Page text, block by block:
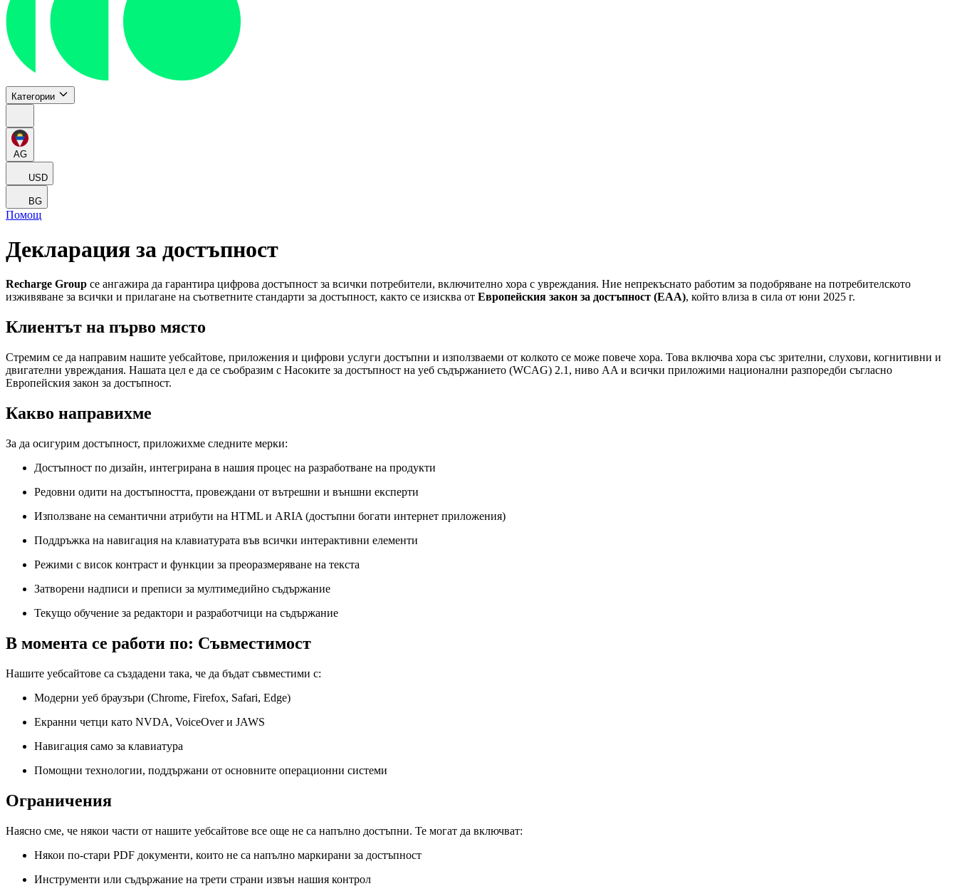
Категории
AG
USD
BG
Помощ
Декларация за достъпност
Recharge Group се ангажира да гарантира цифрова достъпност за всички потребители, включително хора с увреждания. Ние непрекъснато работим за подобряване на потребителското
изживяване за всички и прилагане на съответните стандарти за достъпност, както се изисква от Европейския закон за достъпност (EAA), който влиза в сила от юни 2025 г.
Клиентът на първо място
Стремим се да направим нашите уебсайтове, приложения и цифрови услуги достъпни и използваеми от колкото се може повече хора. Това включва хора със зрителни, слухови, когнитивни и
двигателни увреждания. Нашата цел е да се съобразим с Насоките за достъпност на уеб съдържанието (WCAG) 2.1, ниво AA и всички приложими национални разпоредби съгласно
Европейския закон за достъпност.
Какво направихме
За да осигурим достъпност, приложихме следните мерки:
Достъпност по дизайн, интегрирана в нашия процес на разработване на продукти
Редовни одити на достъпността, провеждани от вътрешни и външни експерти
Използване на семантични атрибути на HTML и ARIA (достъпни богати интернет приложения)
Поддръжка на навигация на клавиатурата във всички интерактивни елементи
Режими с висок контраст и функции за преоразмеряване на текста
Затворени надписи и преписи за мултимедийно съдържание
Текущо обучение за редактори и разработчици на съдържание
В момента се работи по: Съвместимост
Нашите уебсайтове са създадени така, че да бъдат съвместими с:
Модерни уеб браузъри (Chrome, Firefox, Safari, Edge)
Екранни четци като NVDA, VoiceOver и JAWS
Навигация само за клавиатура
Помощни технологии, поддържани от основните операционни системи
Ограничения
Наясно сме, че някои части от нашите уебсайтове все още не са напълно достъпни. Те могат да включват:
Някои по-стари PDF документи, които не са напълно маркирани за достъпност
Инструменти или съдържание на трети страни извън нашия контрол